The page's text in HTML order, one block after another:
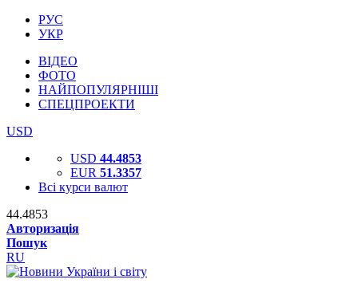
РУС
УКР
ВІДЕО
ФОТО
НАЙПОПУЛЯРНІШІ
СПЕЦПРОЕКТИ
USD
USD 44.4853
EUR 51.3357
Всі курси валют
44.4853
Авторизація
Пошук
RU